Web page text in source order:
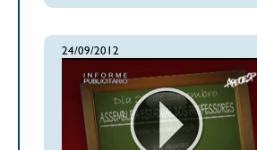
24/09/2012